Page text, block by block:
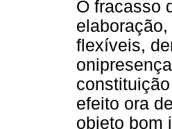
O fracasso
flexíveis,
efeito ora
objeto bom